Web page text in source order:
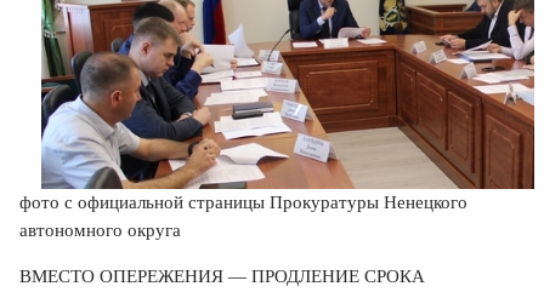
фото с официальной страницы Прокуратуры Ненецкого
автономного округа
ВМЕСТО ОПЕРЕЖЕНИЯ — ПРОДЛЕНИЕ СРОКА